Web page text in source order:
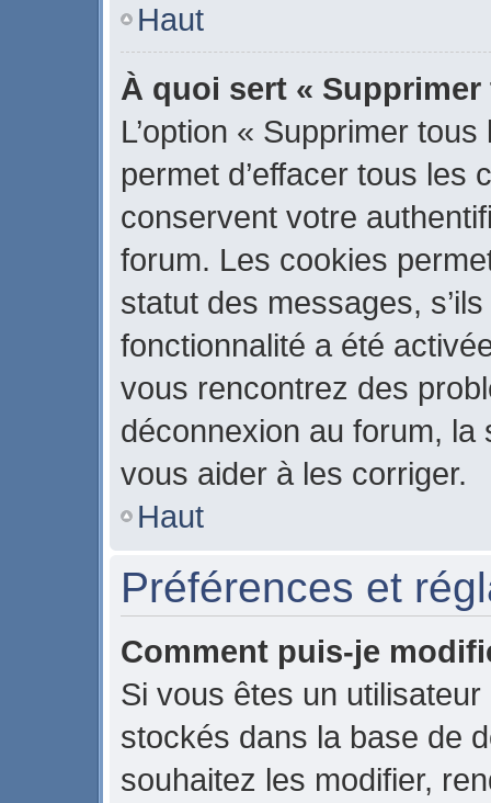
Haut
À quoi sert «
L’option « Supprimer
permet d’effacer tous les
conservent votre
forum. Les cookies
statut des messages,
fonctionnalité a été
vous rencontrez des
déconnexion au forum,
vous aider à les corriger.
Haut
Préférences et
Comment puis-je
Si vous êtes un
stockés dans la base de
souhaitez les modifier,